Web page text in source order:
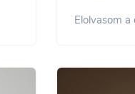
Elolvasom a